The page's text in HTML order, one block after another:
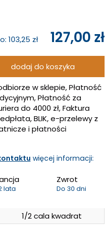
103,25 zł 127,00 zł
dodaj do koszyka
w sklepie, Płatność
Płatność za
do 4000 zł, Faktura
BLIK, e-przelewy z
i płatności
więcej informacji:
lata
Zwrot
Do 30 dni
1/2 cala kwadrat